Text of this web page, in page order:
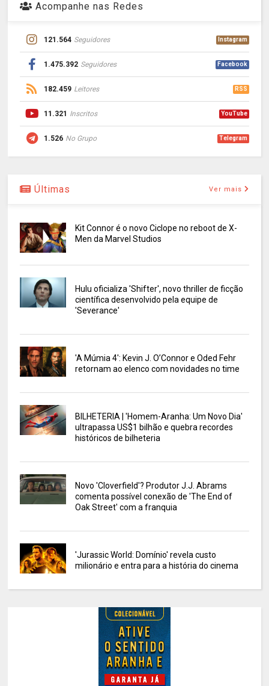
Acompanhe nas Redes
121.564 Seguidores Instagram
1.475.392 Seguidores Facebook
182.459 Leitores RSS
11.321 Inscritos YouTube
1.526 No Grupo Telegram
Últimas Ver mais
Kit Connor é o novo Ciclope no reboot de X-
Men da Marvel Studios
Hulu oficializa 'Shifter', novo thriller de ficção
científica desenvolvido pela equipe de
'Severance'
'A Múmia 4': Kevin J. O’Connor e Oded Fehr
retornam ao elenco com novidades no time
BILHETERIA | 'Homem-Aranha: Um Novo Dia'
ultrapassa US$1 bilhão e quebra recordes
históricos de bilheteria
Novo 'Cloverfield'? Produtor J.J. Abrams
comenta possível conexão de 'The End of
Oak Street' com a franquia
'Jurassic World: Domínio' revela custo
milionário e entra para a história do cinema